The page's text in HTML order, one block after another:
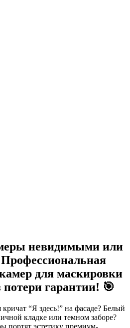
невидимыми или
для маскировки
потери гарантии! 🎯
“Я здесь!” на фасаде? Белый
кладке или темном заборе?
портят эстетику премиум-